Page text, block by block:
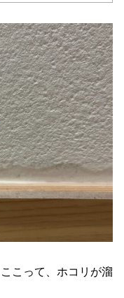
こって、ホコリが溜